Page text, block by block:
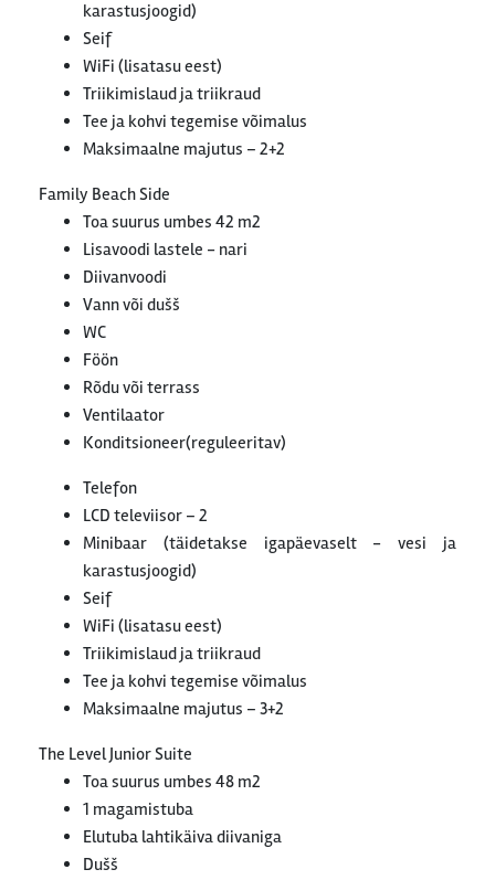
karastusjoogid)
Seif
WiFi (lisatasu eest)
Triikimislaud ja triikraud
Tee ja kohvi tegemise võimalus
Maksimaalne majutus – 2+2
Family Beach Side
Toa suurus umbes 42 m2
Lisavoodi lastele - nari
Diivanvoodi
Vann või dušš
WC
Föön
Rõdu või terrass
Ventilaator
Konditsioneer(reguleeritav)
Telefon
LCD televiisor – 2
Minibaar (täidetakse igapäevaselt - vesi ja
karastusjoogid)
Seif
WiFi (lisatasu eest)
Triikimislaud ja triikraud
Tee ja kohvi tegemise võimalus
Maksimaalne majutus – 3+2
The Level Junior Suite
Toa suurus umbes 48 m2
1 magamistuba
Elutuba lahtikäiva diivaniga
Dušš